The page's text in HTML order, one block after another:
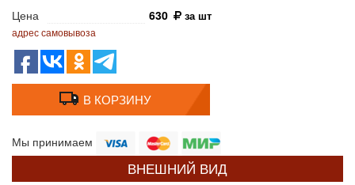
Цена
630 за шт
адрес самовывоза
В КОРЗИНУ
Мы принимаем
ВНЕШНИЙ ВИД